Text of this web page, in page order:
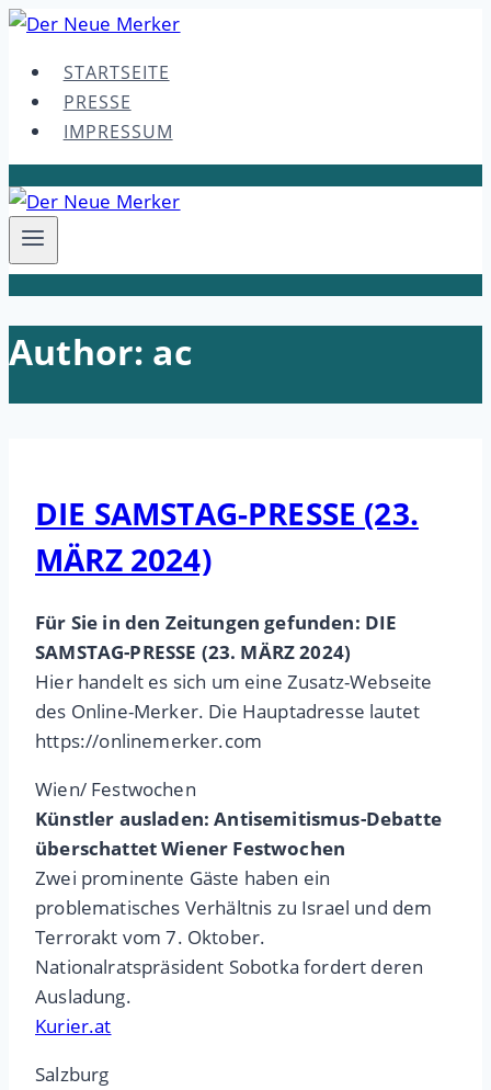
Skip
contentSTARTSEITE
PRESSE
IMPRESSUM
Author: ac
DIE SAMSTAG-PRESSE (23.
MÄRZ 2024)
Für Sie in den Zeitungen gefunden: DIE
SAMSTAG-PRESSE (23. MÄRZ 2024)
Hier handelt es sich um eine Zusatz-Webseite
des Online-Merker. Die Hauptadresse lautet
https://onlinemerker.com
Wien/ Festwochen
Künstler ausladen: Antisemitismus-Debatte
überschattet Wiener Festwochen
Zwei prominente Gäste haben ein
problematisches Verhältnis zu Israel und dem
Terrorakt vom 7. Oktober.
Nationalratspräsident Sobotka fordert deren
Ausladung.
Kurier.at
Salzburg